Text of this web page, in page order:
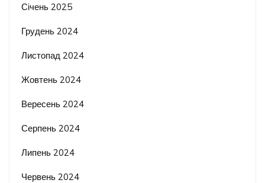
Січень 2025
Грудень 2024
Листопад 2024
Жовтень 2024
Вересень 2024
Серпень 2024
Липень 2024
Червень 2024